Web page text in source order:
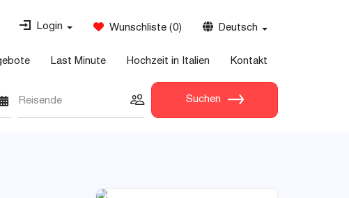
Login Wunschliste (0) Deutsch
Last Minute Hochzeit in Italien Kontakt
Reisende Suchen